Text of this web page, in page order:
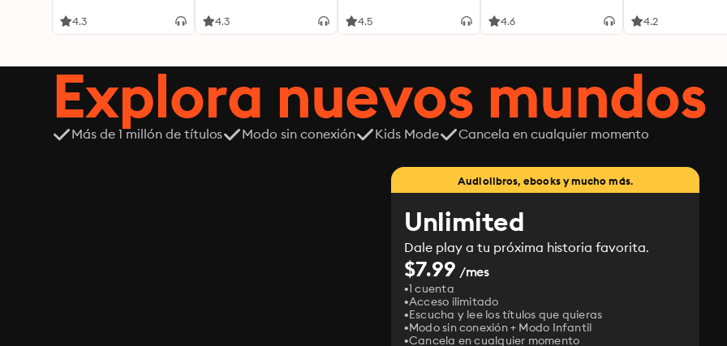
4.3 4.3 4.5 4.6 4.2
Explora nuevos mundos
Más de 1 millón de títulos Modo sin conexión Kids Mode Cancela en cualquier momento
Audiolibros, ebooks y mucho más.
Unlimited
Dale play a tu próxima historia favorita.
$7.99 /mes
1 cuenta
Acceso ilimitado
Escucha y lee los títulos que quieras
Modo sin conexión + Modo Infantil
Cancela en cualquier momento